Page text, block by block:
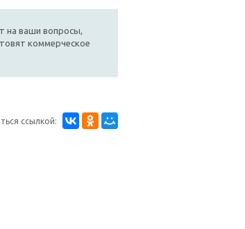
на ваши вопросы,
коммерческое
ссылкой: